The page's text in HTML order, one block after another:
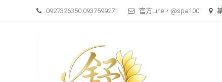
0927326350,0937599271 官方Line，@spa100